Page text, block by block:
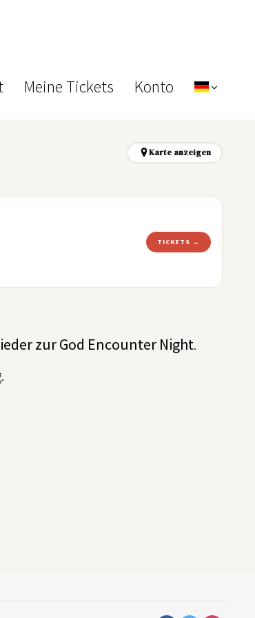
Meine Tickets Konto
Karte anzeigen
TICKETS →
zur God Encounter Night.